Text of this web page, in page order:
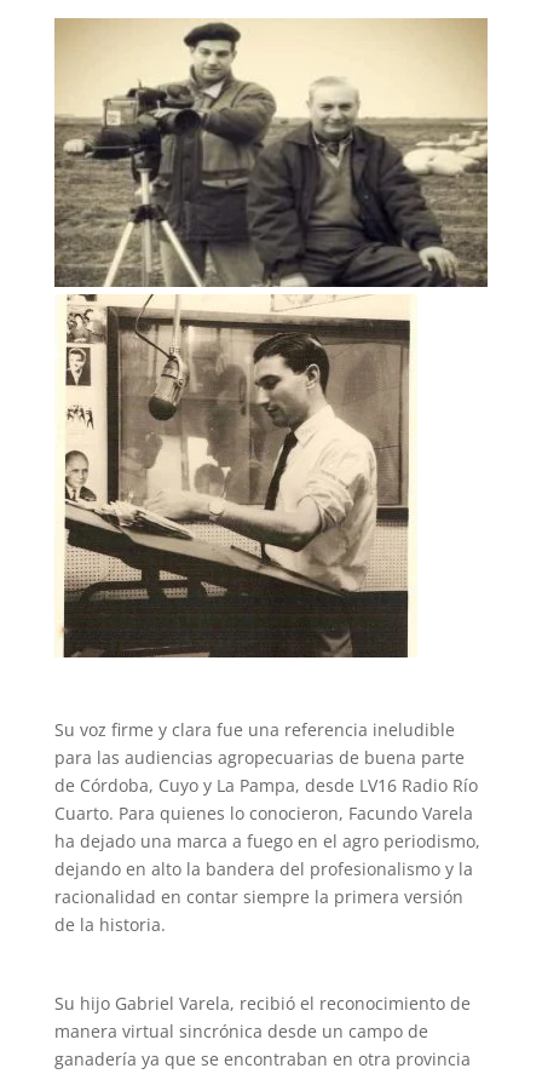
Su voz firme y clara fue una referencia ineludible
para las audiencias agropecuarias de buena parte
de Córdoba, Cuyo y La Pampa, desde LV16 Radio Río
Cuarto. Para quienes lo conocieron, Facundo Varela
ha dejado una marca a fuego en el agro periodismo,
dejando en alto la bandera del profesionalismo y la
racionalidad en contar siempre la primera versión
de la historia.
Su hijo Gabriel Varela, recibió el reconocimiento de
manera virtual sincrónica desde un campo de
ganadería ya que se encontraban en otra provincia